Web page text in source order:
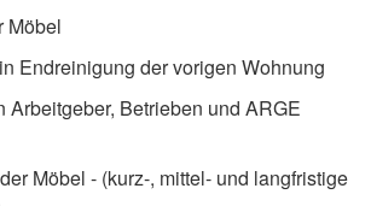
Möbel
Endreinigung der vorigen Wohnung
Arbeitgeber, Betrieben und ARGE
Möbel - (kurz-, mittel- und langfristige